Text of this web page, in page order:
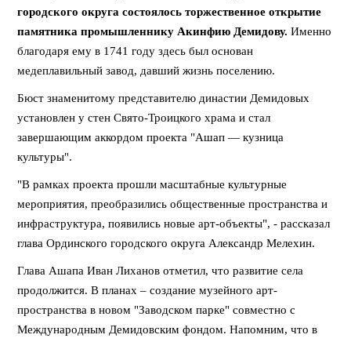
городского округа состоялось торжественное открытие
памятника промышленнику Акинфию Демидову. Именно
благодаря ему в 1741 году здесь был основан
медеплавильный завод, давший жизнь поселению.
Бюст знаменитому представителю династии Демидовых
установлен у стен Свято-Троицкого храма и стал
завершающим аккордом проекта "Ашап — кузница
культуры".
"В рамках проекта прошли масштабные культурные
мероприятия, преобразились общественные пространства и
инфраструктура, появились новые арт-объекты", - рассказал
глава Ординского городского округа Александр Мелехин.
Глава Ашапа Иван Лиханов отметил, что развитие села
продолжится. В планах – создание музейного арт-
пространства в новом "Заводском парке" совместно с
Международным Демидовским фондом. Напомним, что в